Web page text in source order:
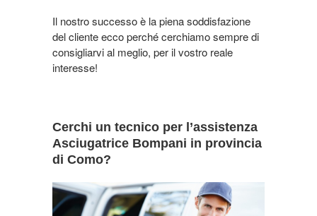
Il nostro successo è la piena soddisfazione
del cliente ecco perché cerchiamo sempre di
consigliarvi al meglio, per il vostro reale
interesse!
Cerchi un tecnico per l’assistenza
Asciugatrice Bompani in provincia
di Como?